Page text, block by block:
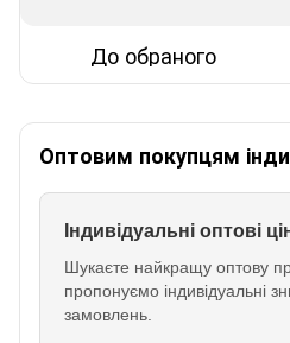
До обраного
Оптовим покупцям
Індивідуальні оптові
Шукаєте найкращу оптову
пропонуємо індивідуальні
замовлень.